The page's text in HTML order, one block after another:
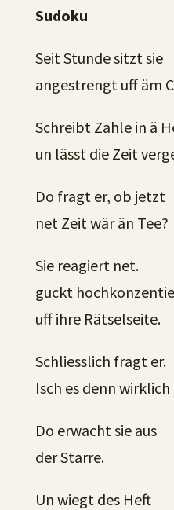
Sudoku
Seit Stunde sitzt sie
angestrengt uff äm
Schreibt Zahle in ä
un lässt die Zeit
Do fragt er, ob jetzt
net Zeit wär än Tee?
Sie reagiert net.
guckt
uff ihre Rätselseite.
Schliesslich fragt er.
Isch es denn wirklich
Do erwacht sie aus
der Starre.
Un wiegt des Heft